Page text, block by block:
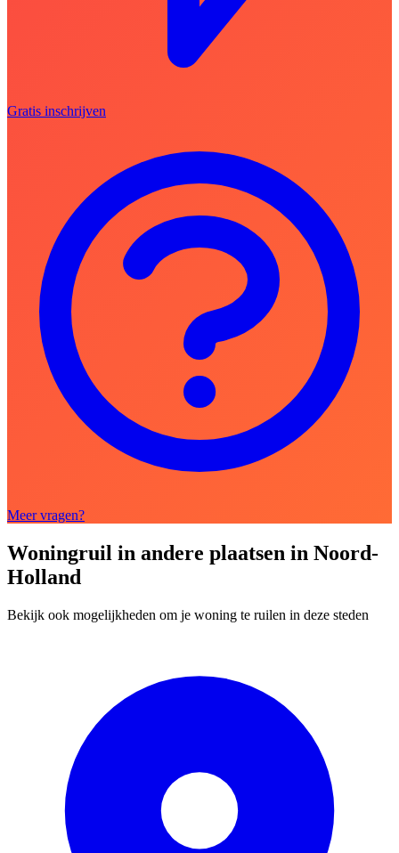
Gratis inschrijven
Meer vragen?
Woningruil in andere plaatsen in Noord-
Holland
Bekijk ook mogelijkheden om je woning te ruilen in deze steden